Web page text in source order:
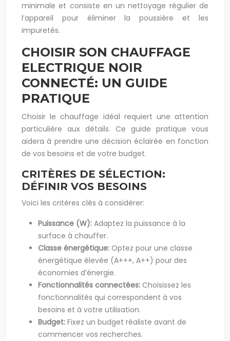
minimale et consiste en un nettoyage régulier de
l’appareil pour éliminer la poussière et les
impuretés.
CHOISIR SON CHAUFFAGE
ELECTRIQUE NOIR
CONNECTÉ: UN GUIDE
PRATIQUE
Choisir le chauffage idéal requiert une attention
particulière aux détails. Ce guide pratique vous
aidera à prendre une décision éclairée en fonction
de vos besoins et de votre budget.
CRITÈRES DE SÉLECTION:
DÉFINIR VOS BESOINS
Voici les critères clés à considérer:
Puissance (W): Adaptez la puissance à la
surface à chauffer.
Classe énergétique: Optez pour une classe
énergétique élevée (A+++, A++) pour des
économies d’énergie.
Fonctionnalités connectées: Choisissez les
fonctionnalités qui correspondent à vos
besoins et à votre utilisation.
Budget: Fixez un budget réaliste avant de
commencer vos recherches.